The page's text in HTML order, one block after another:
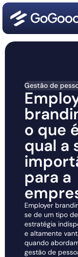
Gestão de
o que
qual a
para a
Employer
se de um tipo de
estratégia
e altamente
quando
gestão de